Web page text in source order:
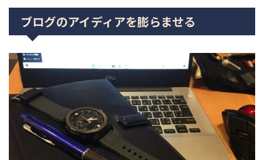
ブログのアイディアを膨らませる